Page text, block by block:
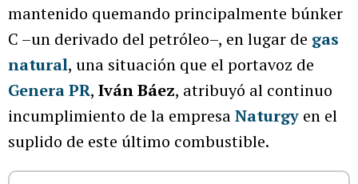
mantenido quemando principalmente búnker
C –un derivado del petróleo–, en lugar de gas
natural, una situación que el portavoz de
Genera PR, Iván Báez, atribuyó al continuo
incumplimiento de la empresaNaturgy en el
suplido de este último combustible.